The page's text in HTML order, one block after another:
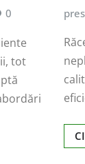
0
tot